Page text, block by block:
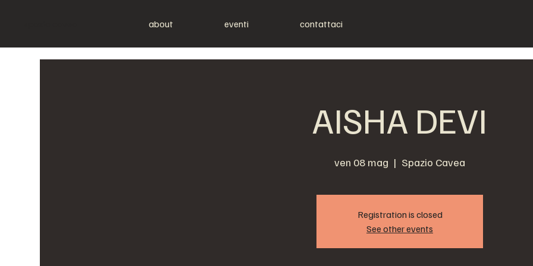
about eventi contattaci
AISHA DEVI
ven 08 mag
  |
Spazio Cavea
Registration is closed
See other events